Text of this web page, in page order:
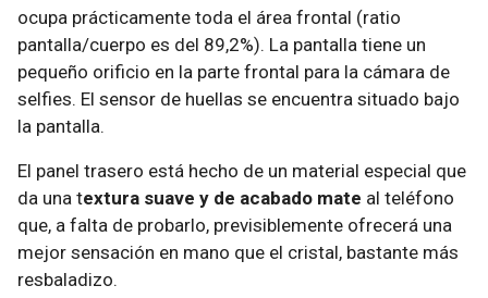
ocupa prácticamente toda el área frontal (ratio
pantalla/cuerpo es del 89,2%). La pantalla tiene un
pequeño orificio en la parte frontal para la cámara de
selfies. El sensor de huellas se encuentra situado bajo
la pantalla.
El panel trasero está hecho de un material especial que
da una textura suave y de acabado mate al teléfono
que, a falta de probarlo, previsiblemente ofrecerá una
mejor sensación en mano que el cristal, bastante más
resbaladizo.